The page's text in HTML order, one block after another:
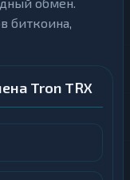
биткоина,
Tron TRX